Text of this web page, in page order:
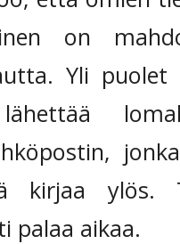
on
Yli puolet
kirjaa ylös.
palaa aikaa.